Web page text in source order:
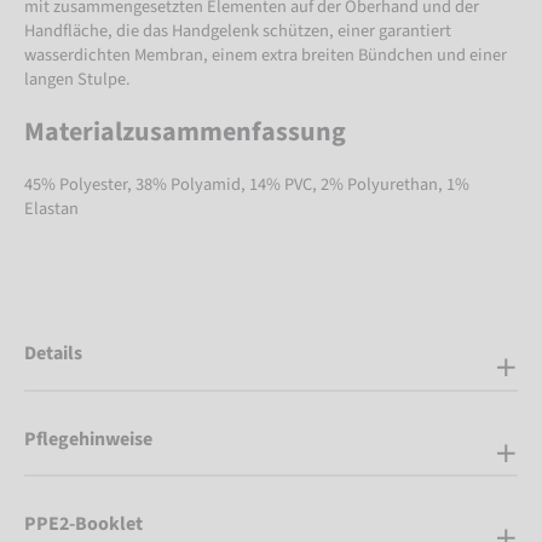
mit zusammengesetzten Elementen auf der Oberhand und der
Handfläche, die das Handgelenk schützen, einer garantiert
wasserdichten Membran, einem extra breiten Bündchen und einer
langen Stulpe.
Materialzusammenfassung
45% Polyester, 38% Polyamid, 14% PVC, 2% Polyurethan, 1%
Elastan
Details
Pflegehinweise
PPE2-Booklet